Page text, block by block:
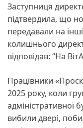
Заступниця
підтвердила, що
передавали на
колишнього
відповідав: “На
Працівники
2025 року, коли
адміністративної
вибили двері,